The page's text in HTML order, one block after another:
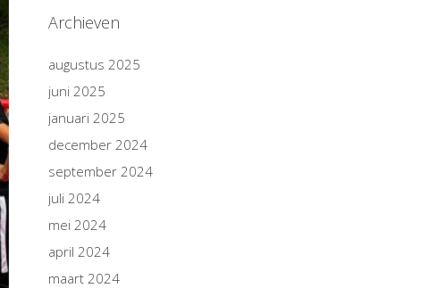
Archieven
augustus 2025
juni 2025
januari 2025
december 2024
september 2024
juli 2024
mei 2024
april 2024
maart 2024